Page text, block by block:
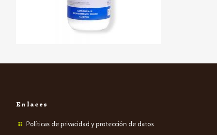
Enlaces
Políticas de privacidad y protección de datos